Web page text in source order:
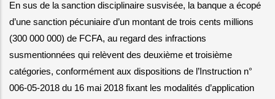
En sus de la sanction disciplinaire susvisée, la banque a écopé
d’une sanction pécuniaire d’un montant de trois cents millions
(300 000 000) de FCFA, au regard des infractions
susmentionnées qui relèvent des deuxième et troisième
catégories, conformément aux dispositions de l’Instruction n°
006-05-2018 du 16 mai 2018 fixant les modalités d’application